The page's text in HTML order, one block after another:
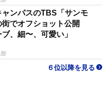
ンパスのTBS「サンモ
でオフショット公開
、細〜、可愛い」
部
６位以降を見る